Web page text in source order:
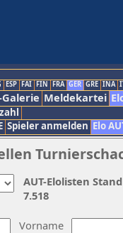
ESP FAI FIN FRA GER GRE INA
Galerie Meldekartei
Spieler anmelden Elo
Vorname
AUT-Elolisten
7.518